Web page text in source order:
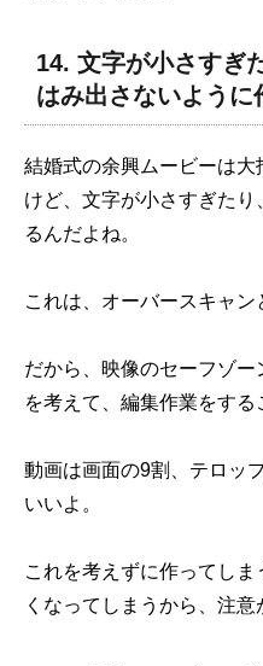
14. 文字が小さすぎ
はみ出さないように
結婚式の余興ムービーは
けど、文字が小さすぎた
るんだよね。
これは、オーバースキャン
だから、映像のセーフゾー
を考えて、編集作業をする
動画は画面の9割、テロッ
いいよ。
これを考えずに作ってし
くなってしまうから、注意